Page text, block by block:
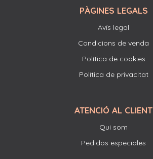
PÀGINES LEGALS
Avís legal
Condicions de venda
Política de cookies
Política de privacitat
ATENCIÓ AL CLIENT
Qui som
Pedidos especiales